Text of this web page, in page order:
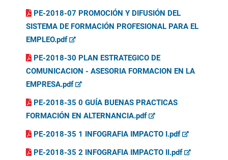
PE-2018-07 PROMOCIÓN Y DIFUSIÓN DEL
SISTEMA DE FORMACIÓN PROFESIONAL PARA EL
EMPLEO.pdf
PE-2018-30 PLAN ESTRATEGICO DE
COMUNICACION - ASESORIA FORMACION EN LA
EMPRESA.pdf
PE-2018-35 0 GUÍA BUENAS PRACTICAS
FORMACIÓN EN ALTERNANCIA.pdf
PE-2018-35 1 INFOGRAFIA IMPACTO I.pdf
PE-2018-35 2 INFOGRAFIA IMPACTO II.pdf